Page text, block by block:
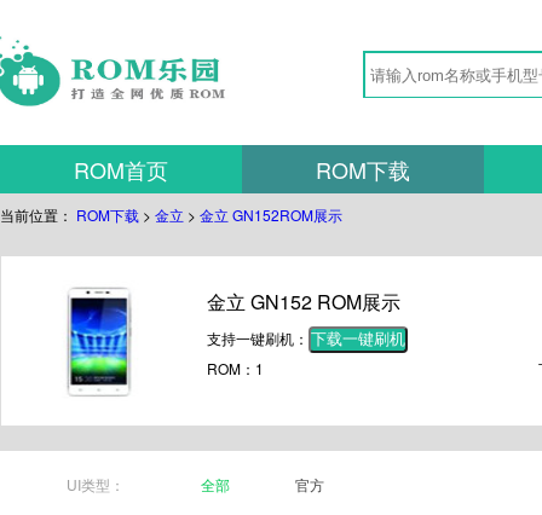
ROM首页 ROM下载
当前位置： ROM下载 > 金立 > 金立 GN152ROM展示
金立 GN152 ROM展示
支持一键刷机： 下载一键刷机
ROM：1
UI类型： 全部 官方